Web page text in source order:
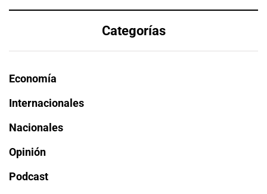
Categorías
Economía
Internacionales
Nacionales
Opinión
Podcast